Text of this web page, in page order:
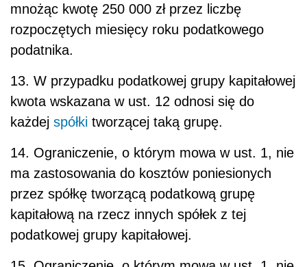
mnożąc kwotę 250 000 zł przez liczbę
rozpoczętych miesięcy roku podatkowego
podatnika.
13. W przypadku podatkowej grupy kapitałowej
kwota wskazana w ust. 12 odnosi się do
każdej spółki tworzącej taką grupę.
14. Ograniczenie, o którym mowa w ust. 1, nie
ma zastosowania do kosztów poniesionych
przez spółkę tworzącą podatkową grupę
kapitałową na rzecz innych spółek z tej
podatkowej grupy kapitałowej.